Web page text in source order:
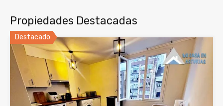
Propiedades Destacadas
Destacado